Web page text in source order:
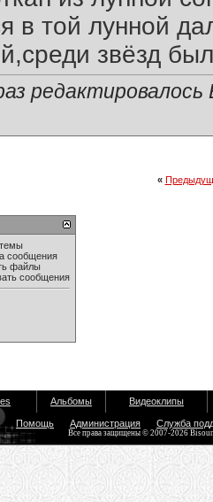
в той лунной
звёзд
«
сообщения
файлы
сообщения
Альбомы Видеоклипы
Помощь Администрация Служба
Все права защищены © 2007-2026